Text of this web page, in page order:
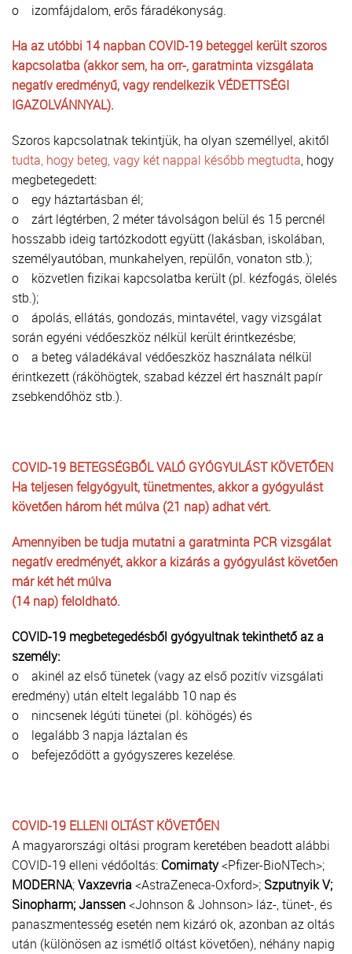
o izomfájdalom, erős fáradékonyság.
Ha az utóbbi 14 napban COVID-19 beteggel került szoros
kapcsolatba (akkor sem, ha orr-, garatminta vizsgálata
negatív eredményű, vagy rendelkezik VÉDETTSÉGI
IGAZOLVÁNNYAL).
Szoros kapcsolatnak tekintjük, ha olyan személlyel, akitől
tudta, hogy beteg, vagy két nappal később megtudta, hogy
megbetegedett:
o egy háztartásban él;
o zárt légtérben, 2 méter távolságon belül és 15 percnél
hosszabb ideig tartózkodott együtt (lakásban, iskolában,
személyautóban, munkahelyen, repülőn, vonaton stb.);
o közvetlen fizikai kapcsolatba került (pl. kézfogás, ölelés
stb.);
o ápolás, ellátás, gondozás, mintavétel, vagy vizsgálat
során egyéni védőeszköz nélkül került érintkezésbe;
o a beteg váladékával védőeszköz használata nélkül
érintkezett (ráköhögtek, szabad kézzel ért használt papír
zsebkendőhöz stb.).
COVID-19 BETEGSÉGBŐL VALÓ GYÓGYULÁST KÖVETŐEN
Ha teljesen felgyógyult, tünetmentes, akkor a gyógyulást
követően három hét múlva (21 nap) adhat vért.
Amennyiben be tudja mutatni a garatminta PCR vizsgálat
negatív eredményét, akkor a kizárás a gyógyulást követően
már két hét múlva
(14 nap) feloldható.
COVID-19 megbetegedésből gyógyultnak tekinthető az a
személy:
o akinél az első tünetek (vagy az első pozitív vizsgálati
eredmény) után eltelt legalább 10 nap és
o nincsenek légúti tünetei (pl. köhögés) és
o legalább 3 napja láztalan és
o befejeződött a gyógyszeres kezelése.
COVID-19 ELLENI OLTÁST KÖVETŐEN
A magyarországi oltási program keretében beadott alábbi
COVID-19 elleni védőoltás: Comirnaty<Pfizer-BioNTech>;
MODERNA;Vaxzevria<AstraZeneca-Oxford>; Szputnyik V;
Sinopharm; Janssen<Johnson & Johnson> láz-, tünet-, és
panaszmentesség esetén nem kizáró ok, azonban az oltás
után (különösen az ismétlő oltást követően), néhány napig